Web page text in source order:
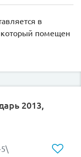
в
который помещен
2013,